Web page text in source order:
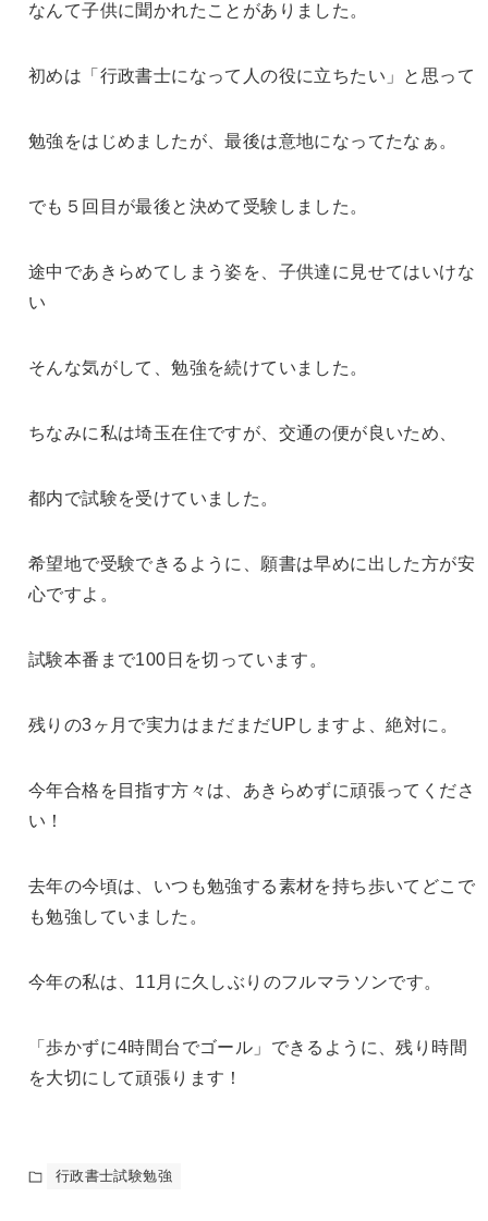
なんて子供に聞かれたことがありました。
初めは「行政書士になって人の役に立ちたい」と思って
勉強をはじめましたが、最後は意地になってたなぁ。
でも５回目が最後と決めて受験しました。
途中であきらめてしまう姿を、子供達に見せてはいけな
い
そんな気がして、勉強を続けていました。
ちなみに私は埼玉在住ですが、交通の便が良いため、
都内で試験を受けていました。
希望地で受験できるように、願書は早めに出した方が安
心ですよ。
試験本番まで100日を切っています。
残りの3ヶ月で実力はまだまだUPしますよ、絶対に。
今年合格を目指す方々は、あきらめずに頑張ってくださ
い！
去年の今頃は、いつも勉強する素材を持ち歩いてどこで
も勉強していました。
今年の私は、11月に久しぶりのフルマラソンです。
「歩かずに4時間台でゴール」できるように、残り時間
を大切にして頑張ります！
行政書士試験勉強